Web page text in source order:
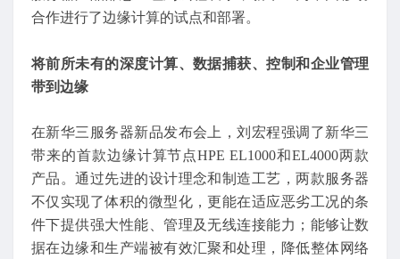
合作进行了边缘计算的试点和部署。
将前所未有的深度计算、数据捕获、控制和企业管理
带到边缘
在新华三服务器新品发布会上，刘宏程强调了新华三
带来的首款边缘计算节点HPE EL1000和EL4000两款
产品。通过先进的设计理念和制造工艺，两款服务器
不仅实现了体积的微型化，更能在适应恶劣工况的条
件下提供强大性能、管理及无线连接能力；能够让数
据在边缘和生产端被有效汇聚和处理，降低整体网络